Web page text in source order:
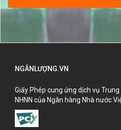
NGÂNLƯỢNG.VN
Giấy Phép cung ứng dịch vụ
NHNN của Ngân hàng Nhà nước